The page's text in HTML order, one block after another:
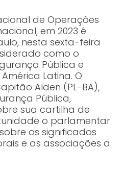
de Operações
em 2023 é
nesta sexta-feira
como o
Pública e
Latina. O
Alden (PL-BA),
Pública,
sua cartilha de
o parlamentar
os significados
e as associações a